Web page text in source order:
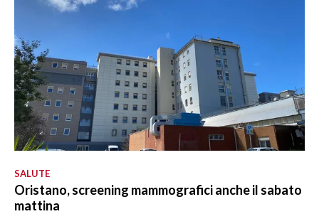
SALUTE
Oristano, screening mammografici anche il sabato
mattina